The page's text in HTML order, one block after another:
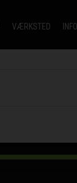
VÆRKSTED INFO